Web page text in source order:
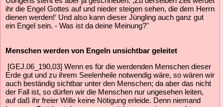
ihr die Engel Gottes auf und nieder steigen sehen, die dem Herrn
dienen werden!‘ Und also kann dieser Jüngling auch ganz gut
ein Engel sein. - Was ist da deine Meinung?"
Menschen werden von Engeln unsichtbar geleitet
[GEJ.06_190,03] Wenn es für die werdenden Menschen dieser
Erde gut und zu ihrem Seelenheile notwendig wäre, so wären wir
auch beständig sichtbar unter den Menschen; da aber das nicht
der Fall ist, so dürfen wir die Menschen nur ungesehen leiten,
auf daß ihr freier Wille keine Nötigung erleide. Denn niemand